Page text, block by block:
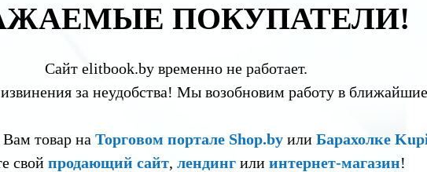
ПОКУПАТЕЛИ!
Сайт elitbook.by временно не работает.
за неудобства! Мы возобновим работу в
товар на Торговом портале Shop.byили Барахолке
свой продающий сайт, лендингили интернет-магазин!